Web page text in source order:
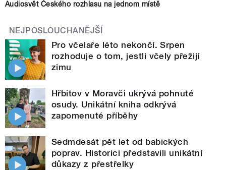
Audiosvět Českého rozhlasu na jednom místě
NEJPOSLOUCHANĚJŠÍ
Pro včelaře léto nekončí. Srpen
rozhoduje o tom, jestli včely přežijí
zimu
Hřbitov v Moravči ukrývá pohnuté
osudy. Unikátní kniha odkrývá
zapomenuté příběhy
Sedmdesát pět let od babických
poprav. Historici představili unikátní
důkazy z přestřelky